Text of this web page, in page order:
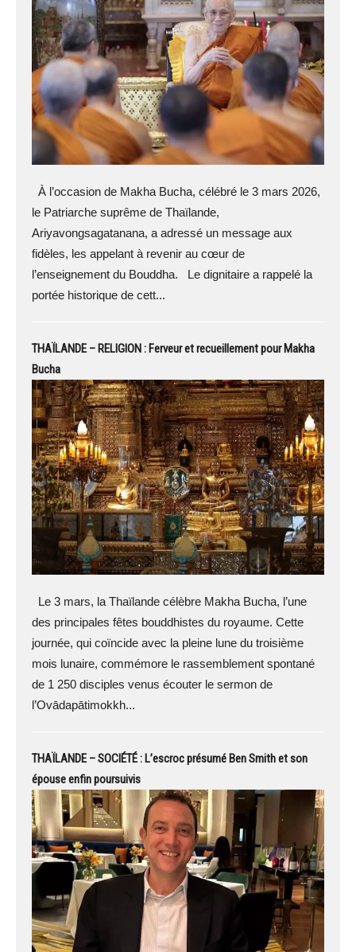
À l’occasion de Makha Bucha, célébré le 3 mars 2026,
le Patriarche suprême de Thaïlande,
Ariyavongsagatanana, a adressé un message aux
fidèles, les appelant à revenir au cœur de
l’enseignement du Bouddha. Le dignitaire a rappelé la
portée historique de cett...
THAÏLANDE – RELIGION : Ferveur et recueillement pour Makha
Bucha
Le 3 mars, la Thaïlande célèbre Makha Bucha, l’une
des principales fêtes bouddhistes du royaume. Cette
journée, qui coïncide avec la pleine lune du troisième
mois lunaire, commémore le rassemblement spontané
de 1 250 disciples venus écouter le sermon de
l’Ovādapātimokkh...
THAÏLANDE – SOCIÉTÉ : L’escroc présumé Ben Smith et son
épouse enfin poursuivis